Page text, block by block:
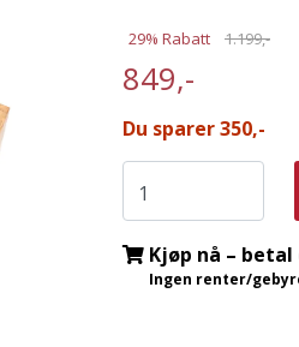
29% Rabatt 1.199,-
849,-
Du sparer 350,-
Kjøp nå –
Ingen renter/